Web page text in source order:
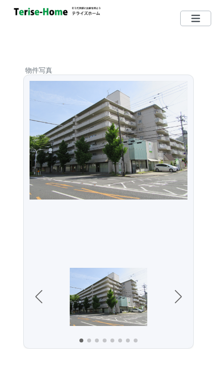
営業時間：10：00〜19：00
定休日：毎週水曜日 （日・祝日営業しています）
左京区で買いたい
左京区で売りたい
無料相談する
左京区ってどんな街？
リクエスト登録
物件写真